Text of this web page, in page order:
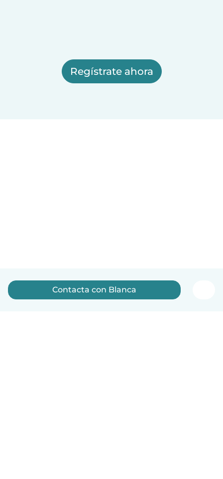
Regístrate ahora
Contacta con Blanca